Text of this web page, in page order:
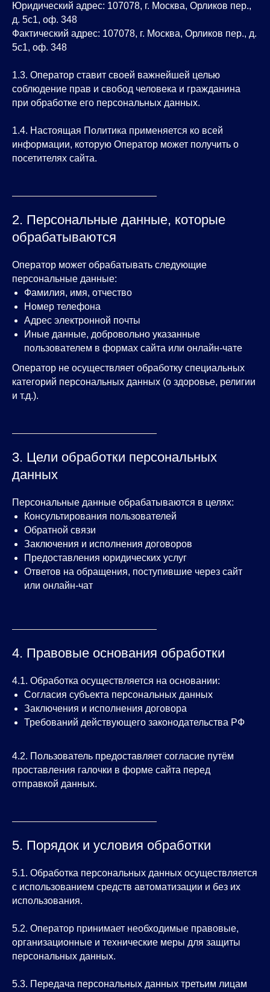
Юридический адрес: 107078, г. Москва, Орликов пер.,
д. 5с1, оф. 348
Фактический адрес: 107078, г. Москва, Орликов пер., д.
5с1, оф. 348
1.3. Оператор ставит своей важнейшей целью
соблюдение прав и свобод человека и гражданина
при обработке его персональных данных.
1.4. Настоящая Политика применяется ко всей
информации, которую Оператор может получить о
посетителях сайта.
2. Персональные данные, которые
обрабатываются
Оператор может обрабатывать следующие
персональные данные:
Фамилия, имя, отчество
Номер телефона
Адрес электронной почты
Иные данные, добровольно указанные
пользователем в формах сайта или онлайн-чате
Оператор не осуществляет обработку специальных
категорий персональных данных (о здоровье, религии
и т.д.).
3. Цели обработки персональных
данных
Персональные данные обрабатываются в целях:
Консультирования пользователей
Обратной связи
Заключения и исполнения договоров
Предоставления юридических услуг
Ответов на обращения, поступившие через сайт
или онлайн-чат
4. Правовые основания обработки
4.1. Обработка осуществляется на основании:
Согласия субъекта персональных данных
Заключения и исполнения договора
Требований действующего законодательства РФ
4.2. Пользователь предоставляет согласие путём
проставления галочки в форме сайта перед
отправкой данных.
5. Порядок и условия обработки
5.1. Обработка персональных данных осуществляется
с использованием средств автоматизации и без их
использования.
5.2. Оператор принимает необходимые правовые,
организационные и технические меры для защиты
персональных данных.
5.3. Передача персональных данных третьим лицам